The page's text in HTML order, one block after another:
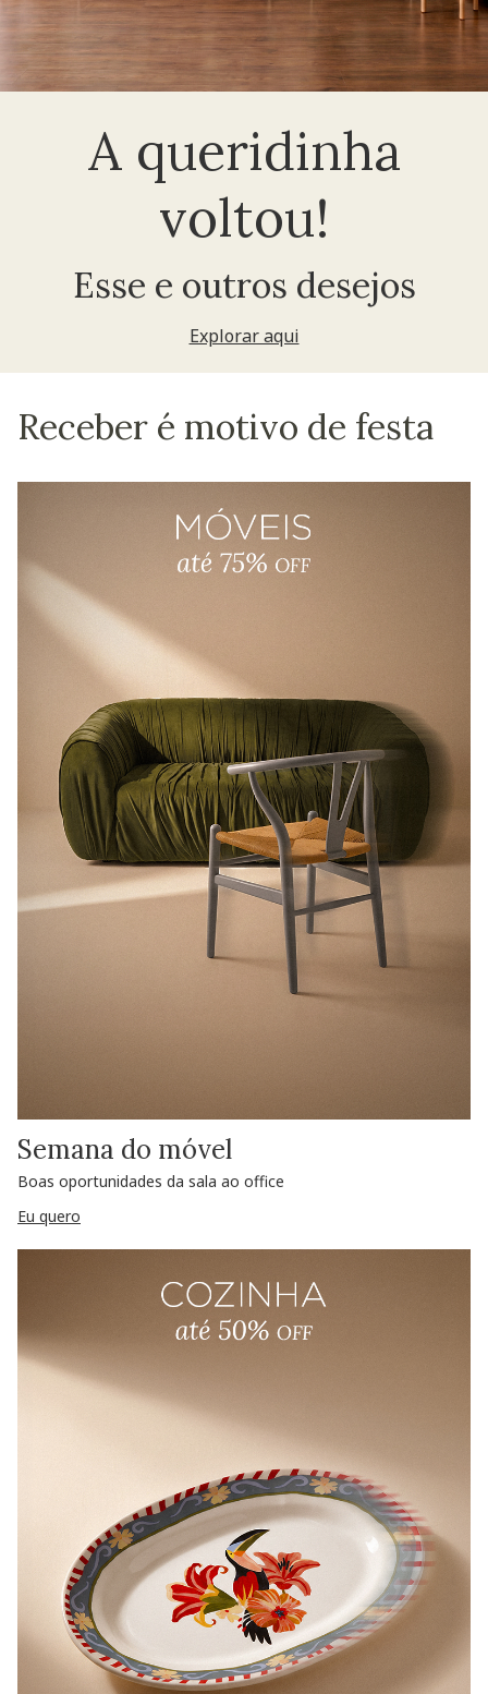
A queridinha
voltou!
Esse e outros desejos
Explorar aqui
Receber é motivo de festa
Semana do móvel
Boas oportunidades da sala ao office
Eu quero